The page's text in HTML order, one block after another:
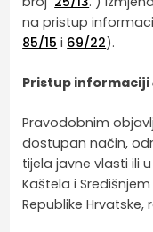
na pristup
85/15 i 69/22).
Pristup informaciji
Pravodobnim
dostupan način,
tijela javne vlasti ili
Kaštela i
Republike